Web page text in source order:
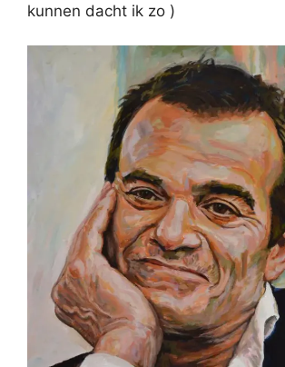
kunnen dacht ik zo )